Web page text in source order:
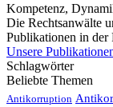
Kompetenz,
Die Rechtsanwälte
Publikationen in der
Unsere
Schlagwörter
Beliebte Themen
Antikorruption